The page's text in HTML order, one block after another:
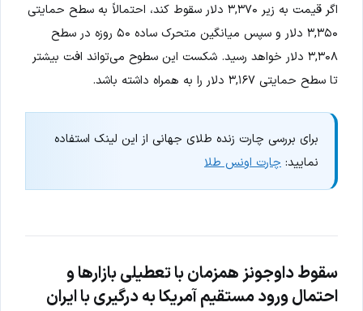
اگر قیمت به زیر ۳,۳۷۰ دلار سقوط کند، احتمالاً به سطح حمایتی
۳,۳۵۰ دلار و سپس میانگین متحرک ساده ۵۰ روزه در سطح
۳,۳۰۸ دلار خواهد رسید. شکست این سطوح می‌تواند افت بیشتر
تا سطح حمایتی ۳,۱۶۷ دلار را به همراه داشته باشد.
برای بررسی چارت زنده طلای جهانی از این لینک استفاده
نمایید: چارت اونس طلا
سقوط داوجونز همزمان با تعطیلی بازارها و
احتمال ورود مستقیم آمریکا به درگیری با ایران